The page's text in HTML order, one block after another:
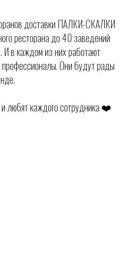
доставки ПАЛКИ-СКАЛКИ
ресторана до 40 заведений
И в каждом из них работают
Они будут рады
каждого сотрудника ❤️